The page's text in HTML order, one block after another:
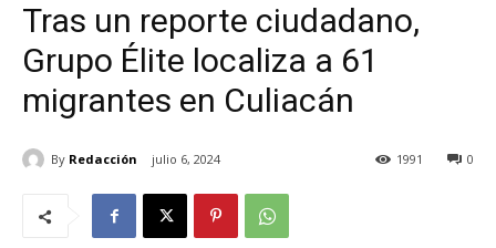
Tras un reporte ciudadano,
Grupo Élite localiza a 61
migrantes en Culiacán
By Redacción julio 6, 2024 0
1991